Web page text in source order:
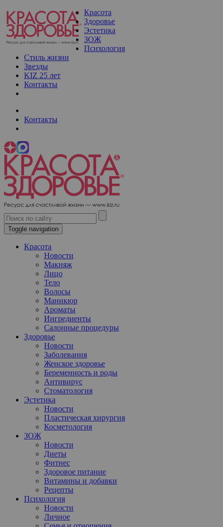
Красота
Здоровье
Эстетика
ЗОЖ
Психология
Стиль жизни
Звезды
KIZ 25 лет
Контакты
Контакты
Toggle navigation
Красота
Новости
Макияж
Лицо
Тело
Волосы
Маникюр
Ароматы
Ингредиенты
Салонные процедуры
Здоровье
Новости
Заболевания
Женское здоровье
Беременность и роды
Антивирус
Стоматология
Эстетика
Новости
Пластическая хирургия
Косметология
ЗОЖ
Новости
Диеты
Фитнес
Здоровое питание
Витамины и добавки
Рецепты
Психология
Новости
Личное